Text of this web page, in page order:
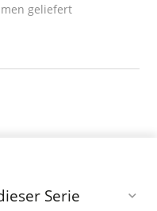
geliefert
Serie